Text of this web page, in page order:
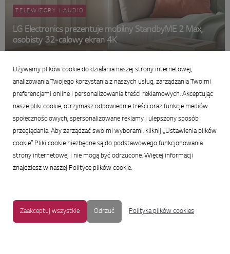
TELEWIZORY I AUDIO
LG Electronics prezentuje mobilny StandbyME 2 Max,
osobisty 32-calowy ekran 4K
Podsumowanie
Używamy plików cookie do działania naszej strony internetowej,
analizowania Twojego korzystania z naszych usług, zarządzania Twoimi
preferencjami online i personalizowania treści reklamowych. Akceptując
nasze pliki cookie, otrzymasz odpowiednie treści oraz funkcje mediów
społecznościowych, spersonalizowane reklamy i ulepszony sposób
przeglądania. Aby zarządzać swoimi wyborami, kliknij „Ustawienia plików
cookie”. Pliki cookie niezbędne są do podstawowego funkcjonowania
strony internetowej i nie mogą być odrzucone. Więcej informacji
znajdziesz w naszej Polityce plików cookie.
Zaakceptuj wszystkie Odrzuć Polityka plików cookies